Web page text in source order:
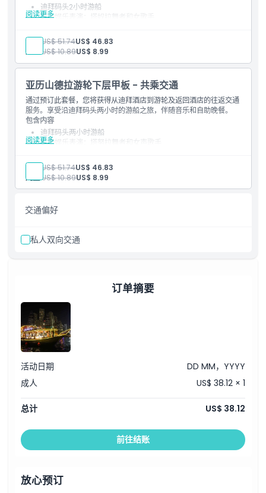
阅读更多
迪拜码头2小时游船
现场娱乐表演：塔奴拉舞者和女歌手
水、软饮料、果汁、茶和咖啡
背景音乐
双层游船，下层和上层甲板
登船时间20:30，游船开始时间21:00
成人: US$ 51.74US$ 46.83
儿童: US$ 10.89US$ 8.99
亚历山德拉游轮下层甲板 - 共乘交通
通过预订此套餐，您将获得从迪拜酒店到游轮及返回酒店的往返交通
服务。享受沿迪拜码头两小时的游船之旅，伴随音乐和自助晚餐。
阅读更多
包含内容
迪拜码头两小时游船
现场娱乐表演：塔努拉舞者和女声歌手
矿泉水、软饮料、果汁、茶和咖啡
背景音乐
双层游船下层和上层甲板
成人: US$ 51.74US$ 46.83
儿童:US$ 10.89US$ 8.99
交通偏好
私人双向交通
订单摘要
活动日期
DD MM，YYYY
成人
US$ 38.12 × 1
总计 US$ 38.12
前往结账
放心预订